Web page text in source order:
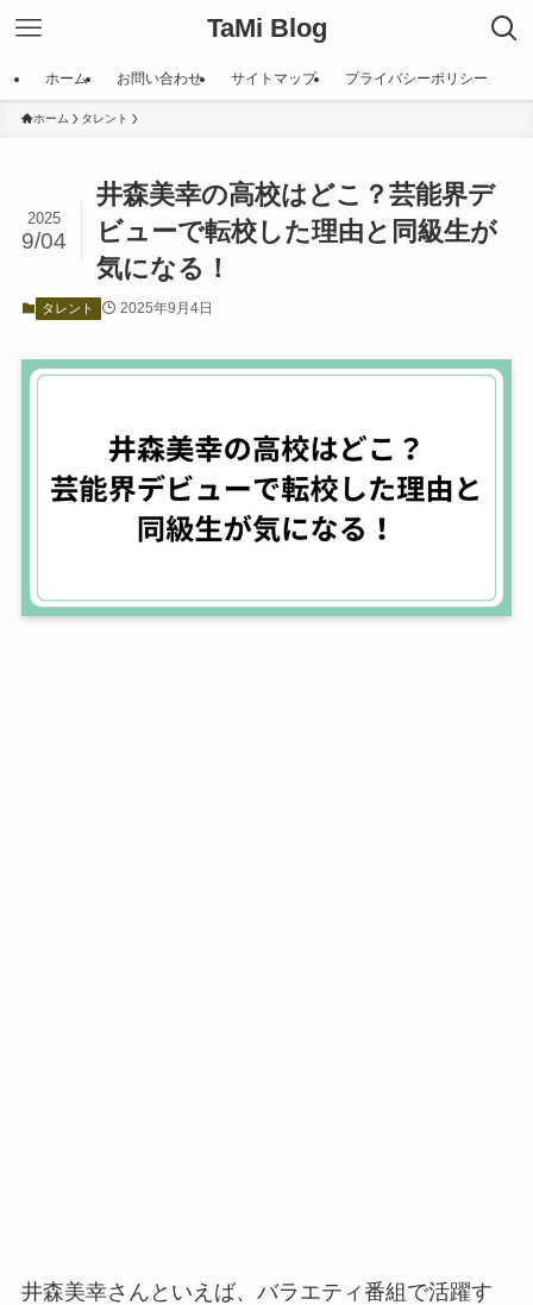
TaMi Blog
ホーム お問い合わせ サイトマップ プライバシーポリシー
ホーム タレント
井森美幸の高校はどこ？芸能界デ
ビューで転校した理由と同級生が
気になる！
2025
9/04
タレント 2025年9月4日
井森美幸さんといえば、バラエティ番組で活躍す